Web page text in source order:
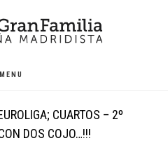
MENU
CUARTOS – 2º
DOS COJO…!!!